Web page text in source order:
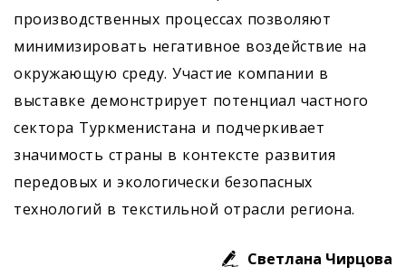
производственных процессах позволяют
минимизировать негативное воздействие на
окружающую среду. Участие компании в
выставке демонстрирует потенциал частного
сектора Туркменистана и подчеркивает
значимость страны в контексте развития
передовых и экологически безопасных
технологий в текстильной отрасли региона.
Светлана Чирцова